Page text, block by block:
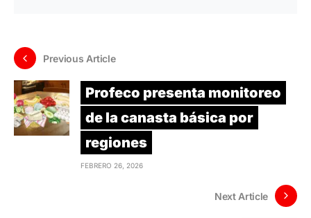
Previous Article
Profeco presenta monitoreo
de la canasta básica por
regiones
FEBRERO 26, 2026
Next Article